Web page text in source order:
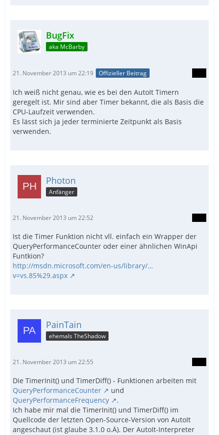
BugFix
aka McBarby
21. November 2013 um 22:19 Offizieller Beitrag
Ich weiß nicht genau, wie es bei den AutoIt Timern
geregelt ist. Mir sind aber Timer bekannt, die als Basis die
CPU-Laufzeit verwenden.
Es lässt sich ja jeder terminierte Zeitpunkt als Basis
verwenden.
Photon
Anfänger
21. November 2013 um 22:52
Ist die Timer Funktion nicht vll. einfach ein Wrapper der
QueryPerformanceCounter oder einer ähnlichen WinApi
Funtkion?
http://msdn.microsoft.com/en-us/library/…
v=vs.85%29.aspx
PainTain
ehemals TheShadow
21. November 2013 um 22:55
Die TimerInit() und TimerDiff() - Funktionen arbeiten mit
QueryPerformanceCounter
und
QueryPerformanceFrequency
.
Ich habe mir mal die TimerInit() und TimerDiff() im
Quellcode der letzten Open-Source-Version von AutoIt
angeschaut (ist glaube 3.1.0 o.Ä). Der AutoIt-Interpreter